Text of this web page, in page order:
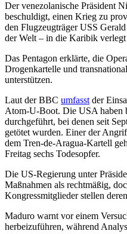
Der venezolanische Präsident
beschuldigt, einen Krieg zu
den Flugzeugträger USS
der Welt – in die Karibik verlegt
Das Pentagon erklärte, die
Drogenkartelle und
unterstützen.
Laut der BBC umfasstder
Atom-U-Boot. Die USA haben
durchgeführt, bei denen seit
getötet wurden. Einer der
dem Tren-de-Aragua-Kartell
Freitag sechs Todesopfer.
Die US-Regierung unter
Maßnahmen als rechtmäßig,
Kongressmitglieder stellen
Maduro warnt vor einem
herbeizuführen, während